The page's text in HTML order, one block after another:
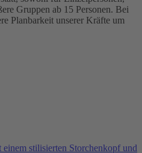
Gruppen ab 15 Personen. Bei
Planbarkeit unserer Kräfte um